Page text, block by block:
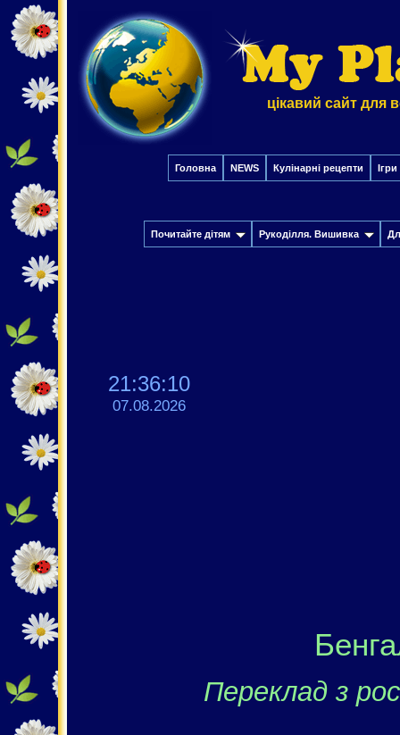
цікавий сайт для
Головна NEWS Кулінарні рецепти
Почитайте дітям Рукоділля. Вишивка
21:36:11
07.08.2026
Переклад з